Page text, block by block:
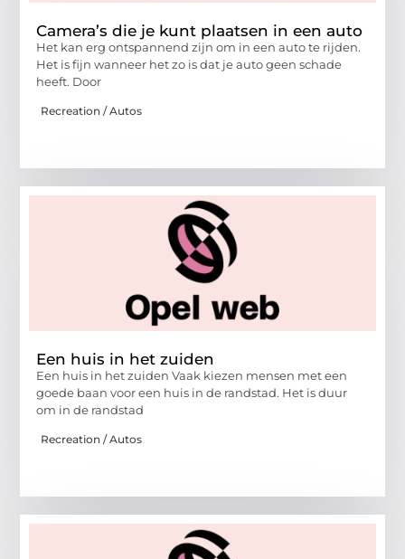
Camera’s die je kunt plaatsen in een auto
Het kan erg ontspannend zijn om in een auto te rijden.
Het is fijn wanneer het zo is dat je auto geen schade
heeft. Door
Recreation / Autos
Een huis in het zuiden
Een huis in het zuiden Vaak kiezen mensen met een
goede baan voor een huis in de randstad. Het is duur
om in de randstad
Recreation / Autos